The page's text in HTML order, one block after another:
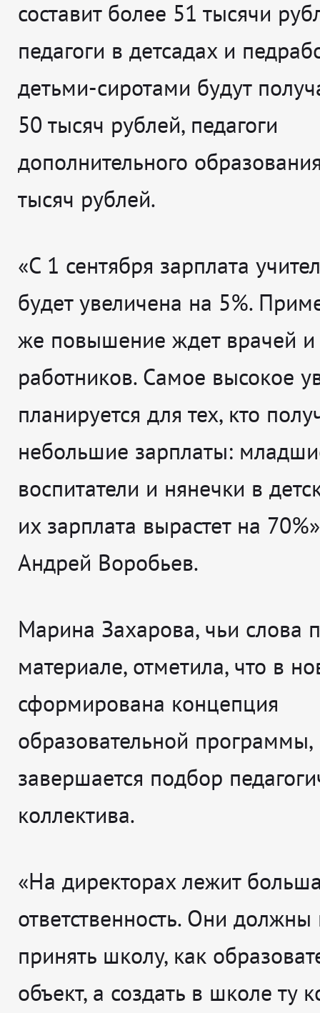
составит более 51 тысячи
педагоги в детсадах и
детьми-сиротами будут
50 тысяч рублей, педагоги
дополнительного
тысяч рублей.
«С 1 сентября зарплата
будет увеличена на 5%.
же повышение ждет врачей и
работников. Самое высокое
планируется для тех, кто
небольшие зарплаты:
воспитатели и нянечки в
их зарплата вырастет на
Андрей Воробьев.
Марина Захарова, чьи слова
материале, отметила, что в
сформирована концепция
образовательной программы,
завершается подбор
коллектива.
«На директорах лежит
ответственность. Они должны
принять школу, как
объект, а создать в школе ту